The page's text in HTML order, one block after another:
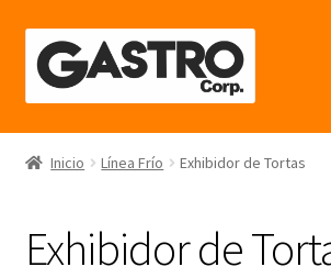
al
contenido
Línea Frío
Línea Neutro
Inicio Línea Frío Exhibidor de Tortas
Exhibidor de